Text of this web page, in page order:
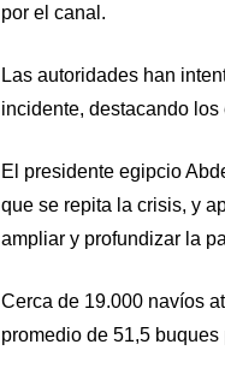
por el canal.
Las autoridades han
incidente, destacando
El presidente egipcio
que se repita la crisis, y
ampliar y profundizar la
Cerca de 19.000 navíos
promedio de 51,5 buques